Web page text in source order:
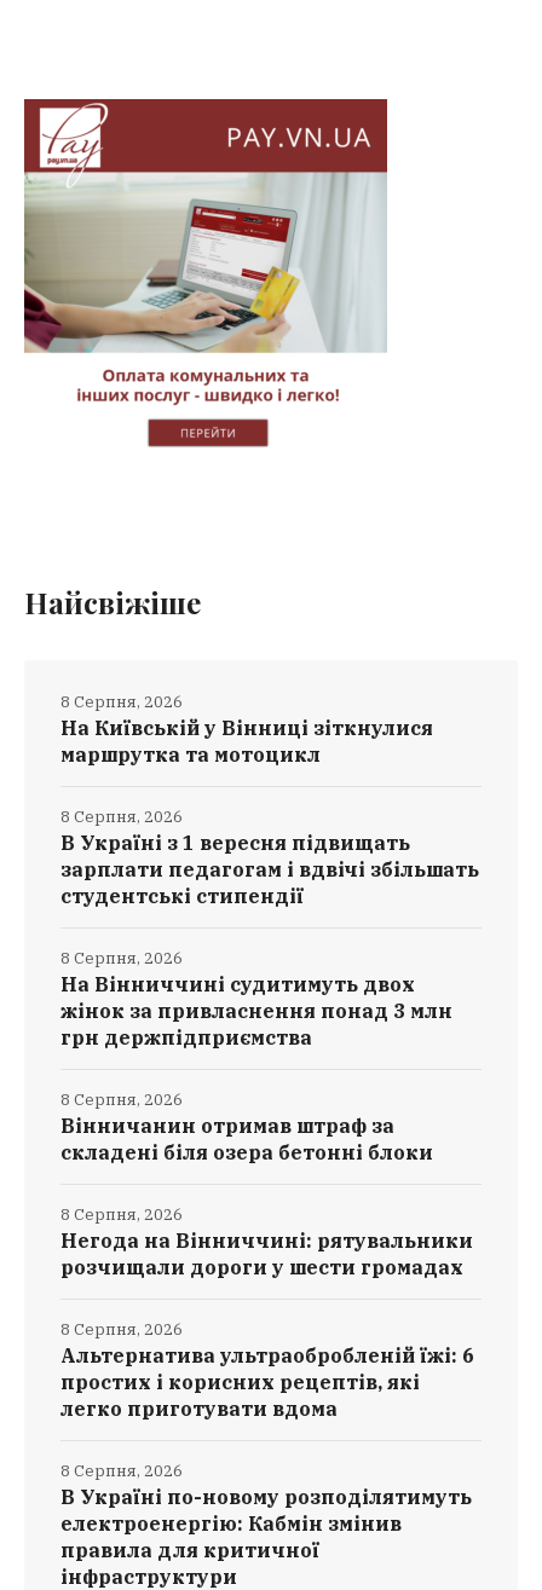
Найсвіжіше
На Київській у Вінниці зіткнулися
маршрутка та мотоцикл
8 Серпня, 2026
В Україні з 1 вересня підвищать
зарплати педагогам і вдвічі збільшать
студентські стипендії
8 Серпня, 2026
На Вінниччині судитимуть двох
жінок за привласнення понад 3 млн
грн держпідприємства
8 Серпня, 2026
Вінничанин отримав штраф за
складені біля озера бетонні блоки
8 Серпня, 2026
Негода на Вінниччині: рятувальники
розчищали дороги у шести громадах
8 Серпня, 2026
Альтернатива ультраобробленій їжі: 6
простих і корисних рецептів, які
легко приготувати вдома
8 Серпня, 2026
В Україні по-новому розподілятимуть
електроенергію: Кабмін змінив
правила для критичної
інфраструктури
8 Серпня, 2026